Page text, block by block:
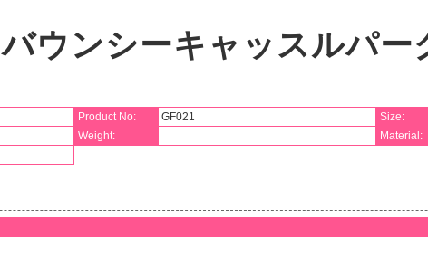
バウンシーキャッスルパー
Product No: GF021
Size:
Weight:
Material: